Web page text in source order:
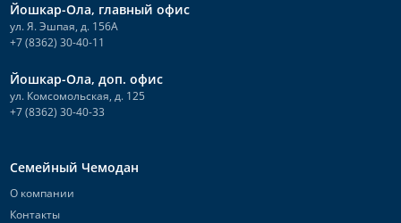
Йошкар-Ола, главный офис
ул. Я. Эшпая, д. 156А
+7 (8362) 30-40-11
Йошкар-Ола, доп. офис
ул. Комсомольская, д. 125
+7 (8362) 30-40-33
Семейный Чемодан
О компании
Контакты